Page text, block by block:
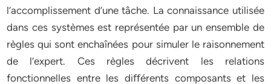
l’accomplissement d’une tâche. La connaissance utilisée
dans ces systèmes est représentée par un ensemble de
règles qui sont enchaînées pour simuler le raisonnement
de l’expert. Ces règles décrivent les relations
fonctionnelles entre les diﬀérents composants et les